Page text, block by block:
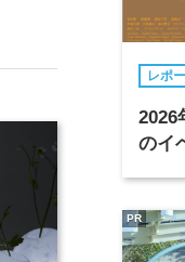
レポ
2026
のイ
PR